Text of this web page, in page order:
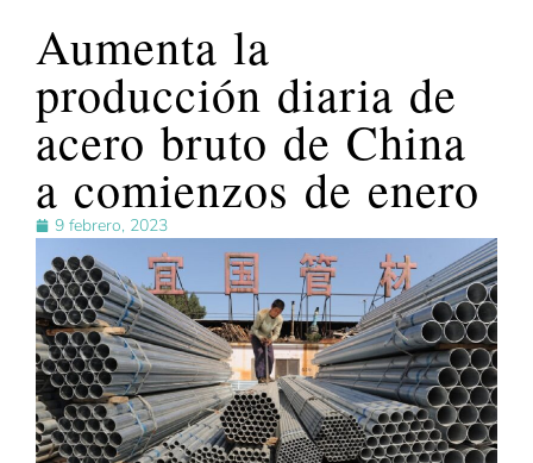
Aumenta la
producción diaria de
acero bruto de China
a comienzos de enero
9 febrero, 2023